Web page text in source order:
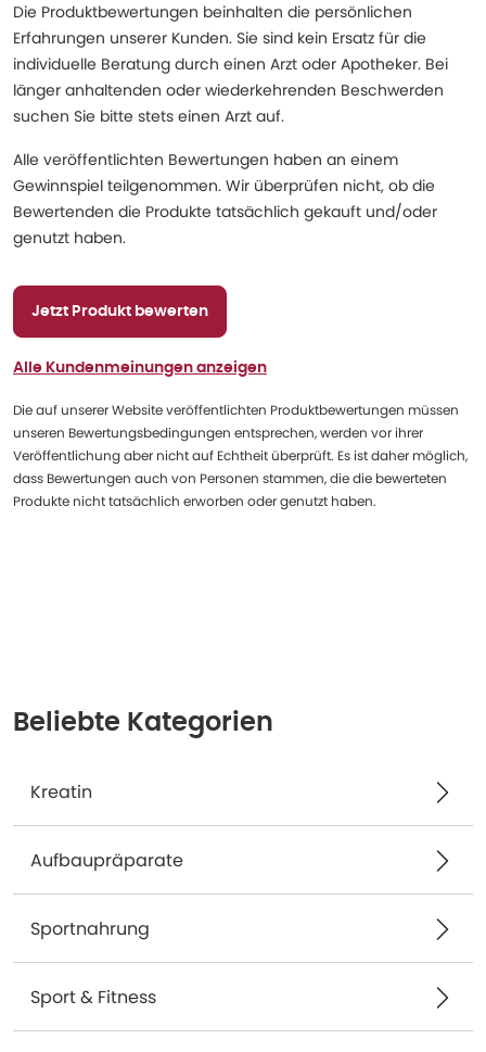
Die Produktbewertungen beinhalten die persönlichen
Erfahrungen unserer Kunden. Sie sind kein Ersatz für die
individuelle Beratung durch einen Arzt oder Apotheker. Bei
länger anhaltenden oder wiederkehrenden Beschwerden
suchen Sie bitte stets einen Arzt auf.
Alle veröffentlichten Bewertungen haben an einem
Gewinnspiel teilgenommen. Wir überprüfen nicht, ob die
Bewertenden die Produkte tatsächlich gekauft und/oder
genutzt haben.
Jetzt Produkt bewerten
Alle Kundenmeinungen anzeigen
Die auf unserer Website veröffentlichten Produktbewertungen müssen
unseren Bewertungsbedingungen entsprechen, werden vor ihrer
Veröffentlichung aber nicht auf Echtheit überprüft. Es ist daher möglich,
dass Bewertungen auch von Personen stammen, die die bewerteten
Produkte nicht tatsächlich erworben oder genutzt haben.
Beliebte Kategorien
Kreatin
Aufbaupräparate
Sportnahrung
Sport & Fitness